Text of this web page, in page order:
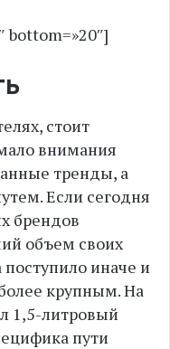
bottom=»20″]
стоит
внимания
тренды, а
Если сегодня
брендов
объем своих
иначе и
крупным. На
1,5-литровый
пути